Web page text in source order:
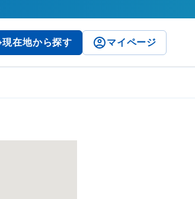
現在地から探す マイページ